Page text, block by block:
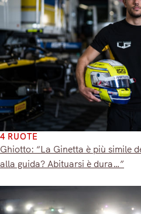
4 RUOTE
Ghiotto: “La Ginetta è più simile
alla guida? Abituarsi è dura…”